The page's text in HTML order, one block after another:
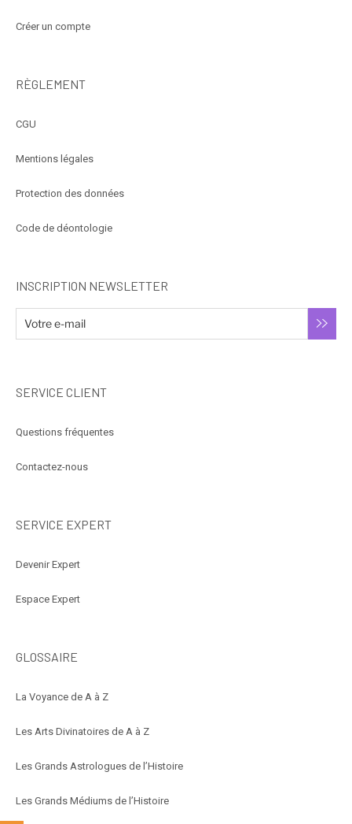
Créer un compte
RÈGLEMENT
CGU
Mentions légales
Protection des données
Code de déontologie
INSCRIPTION NEWSLETTER
SERVICE CLIENT
Questions fréquentes
Contactez-nous
SERVICE EXPERT
Devenir Expert
Espace Expert
GLOSSAIRE
La Voyance de A à Z
Les Arts Divinatoires de A à Z
Les Grands Astrologues de l’Histoire
Les Grands Médiums de l’Histoire